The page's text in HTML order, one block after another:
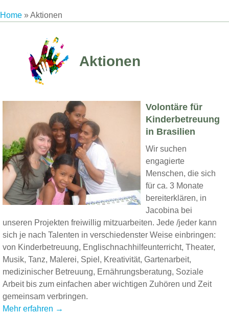
Home »Aktionen
Aktionen
Volontäre für
Kinderbetreuung
in Brasilien
Wir suchen
engagierte
Menschen, die sich
für ca. 3 Monate
bereiterklären, in
Jacobina bei
unseren Projekten freiwillig mitzuarbeiten. Jede /jeder kann
sich je nach Talenten in verschiedenster Weise einbringen:
von Kinderbetreuung, Englischnachhilfeunterricht, Theater,
Musik, Tanz, Malerei, Spiel, Kreativität, Gartenarbeit,
medizinischer Betreuung, Ernährungsberatung, Soziale
Arbeit bis zum einfachen aber wichtigen Zuhören und Zeit
gemeinsam verbringen.
Mehr erfahren →